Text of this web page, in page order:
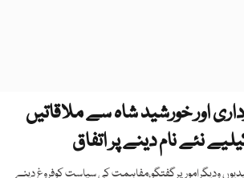
اور خورشید شاہ سے ملاقاتیں
نئے نام دینے پر اتفاق
ودیگرامورپرگفتگو،مفاہمت کی سیاست کوفروغ دینے